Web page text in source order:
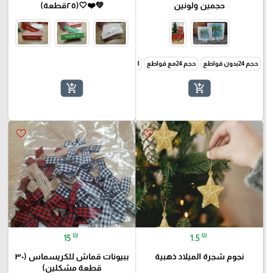
حجمين ولونين
حجم 24بدون قواطع حجم 24مع قواطع
add_shopping_cart
💚❤️🤍(٢٥قطعة)
add_shopping_cart
favorite_border
1.5 ₪
نجوم شجرة الميلاد ذهبية
favorite_border
15 ₪
ببيونات قماش للكريسماس (٣٠
قطعة مشكلين)